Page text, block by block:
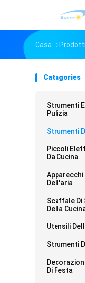
Casa Prodotti
Catagories
Strumenti
Pulizia
Strumenti
Piccoli
Da Cucina
Apparecchi
Dell'aria
Scaffale Di
Della Cucina
Utensili
Strumenti
Di Festa